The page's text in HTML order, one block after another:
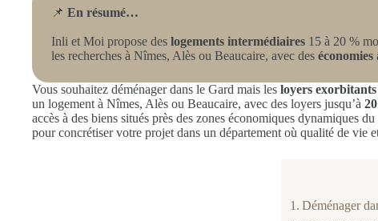
📌 En résumé…
Inli et Moi propose des logements intermédiaires 15 à 20 %
les recherches à Nîmes, Alès ou Beaucaire, avec des économies
Vous souhaitez déménager dans le Gard mais les loyers exorbitants
un logement à Nîmes, Alès ou Beaucaire, avec des loyers jusqu’à
accès à des biens situés près des zones économiques dynamiques
pour concrétiser votre projet dans un département où qualité de vie
Déménager